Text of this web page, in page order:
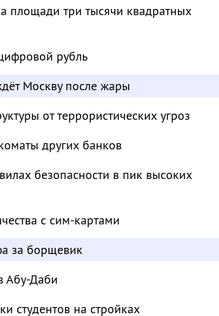
площади три тысячи квадратных
рубль
Москву после жары
от террористических угроз
других банков
безопасности в пик высоких
с сим-картами
за борщевик
Абу-Даби
студентов на стройках